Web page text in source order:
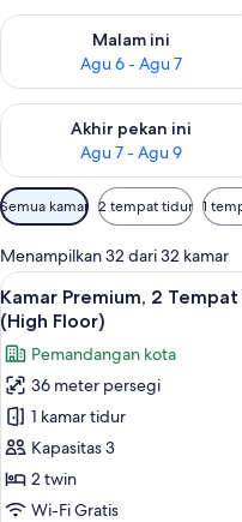
Malam ini
Agu 6 - Agu 7
Periksa ketersediaan untuk
Akhir pekan ini
Agu 7 - Agu 9
Periksa ketersediaan untuk
Filter
tersedia
untuk
kamar
Semua kamar 2 tempat tidur 1
Menampilkan 32 dari 32 kamar
Lihat
semua
foto
untuk
Kamar
Premium,
2
Tempat
Tidur
3
Kamar Premium, 2
(High Floor)
Pemandangan kota
36 meter persegi
1 kamar tidur
Kapasitas 3
2 twin
Wi-Fi Gratis